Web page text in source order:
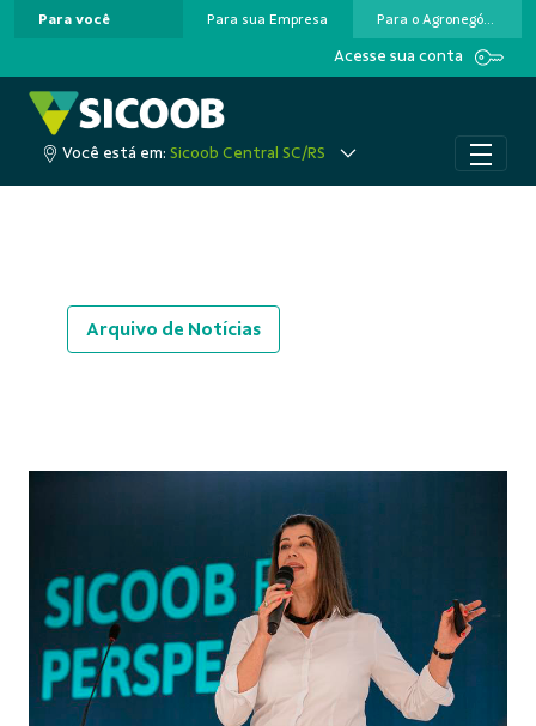
Pular para o Conteúdo principal
Para você Para sua Empresa Para o Agronegócio
Acesse sua conta
Você está em: Sicoob Central SC/RS
Arquivo de Notícias